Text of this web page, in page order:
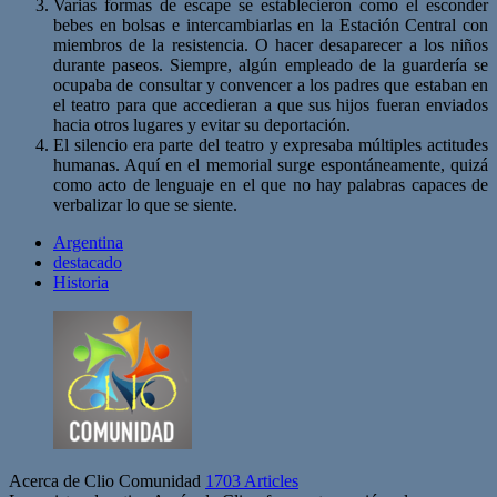
Varias formas de escape se establecieron como el esconder
bebes en bolsas e intercambiarlas en la Estación Central con
miembros de la resistencia. O hacer desaparecer a los niños
durante paseos. Siempre, algún empleado de la guardería se
ocupaba de consultar y convencer a los padres que estaban en
el teatro para que accedieran a que sus hijos fueran enviados
hacia otros lugares y evitar su deportación.
El silencio era parte del teatro y expresaba múltiples actitudes
humanas. Aquí en el memorial surge espontáneamente, quizá
como acto de lenguaje en el que no hay palabras capaces de
verbalizar lo que se siente.
Argentina
destacado
Historia
Acerca de Clio Comunidad 1703 Articles